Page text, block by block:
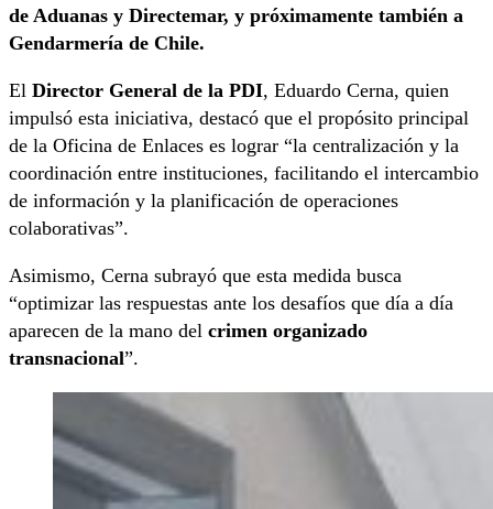
de Aduanas y Directemar, y próximamente también a
Gendarmería de Chile.
El Director General de la PDI, Eduardo Cerna, quien
impulsó esta iniciativa, destacó que el propósito principal
de la Oficina de Enlaces es lograr “la centralización y la
coordinación entre instituciones, facilitando el intercambio
de información y la planificación de operaciones
colaborativas”.
Asimismo, Cerna subrayó que esta medida busca
“optimizar las respuestas ante los desafíos que día a día
aparecen de la mano del crimen organizado
transnacional”.